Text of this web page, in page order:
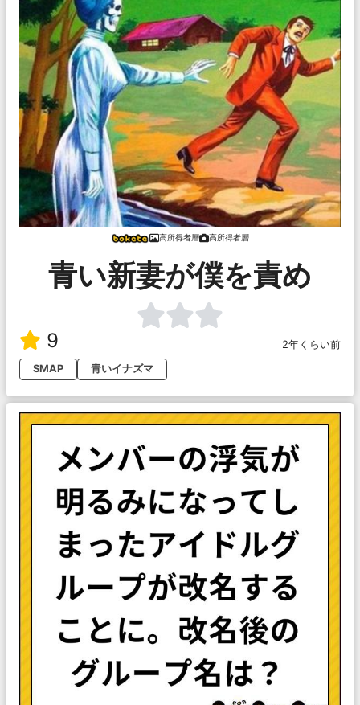
高所得者層 高所得者層
青い新妻が僕を責め
9
2年くらい前
SMAP
青いイナズマ